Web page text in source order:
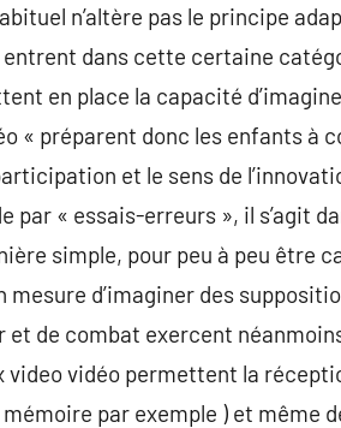
n’altère pas le principe
entrent dans cette certaine
en place la capacité
« préparent donc les enfants à
et le sens de
« essais-erreurs », il s’agit
simple, pour peu à peu être
mesure d’imaginer des
et de combat exercent
vidéo permettent la
mémoire par exemple ) et même